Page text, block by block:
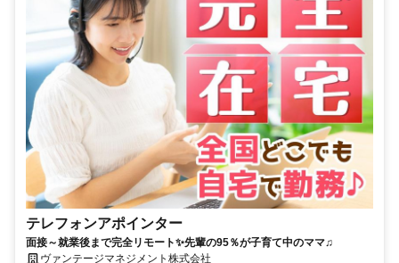
テレフォンアポインター
面接～就業後まで完全リモート✨先輩の95％が子育て中のママ♫
ヴァンテージマネジメント株式会社